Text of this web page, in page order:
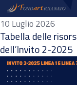
10 Luglio 2026
Tabella delle
dell’Invito 2-2025